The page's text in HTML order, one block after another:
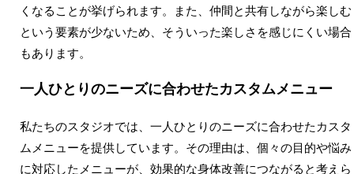
くなることが挙げられます。また、仲間と共有しながら楽しむ
という要素が少ないため、そういった楽しさを感じにくい場合
もあります。
一人ひとりのニーズに合わせたカスタムメニュー
私たちのスタジオでは、一人ひとりのニーズに合わせたカスタ
ムメニューを提供しています。その理由は、個々の目的や悩み
に対応したメニューが、効果的な身体改善につながると考えら